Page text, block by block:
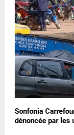
Sonfonia
dénoncée par les